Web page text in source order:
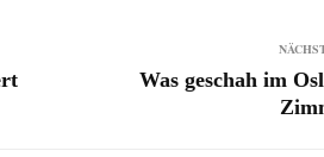
Was geschah im